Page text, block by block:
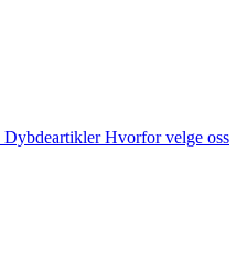
DybdeartiklerHvorfor velge oss